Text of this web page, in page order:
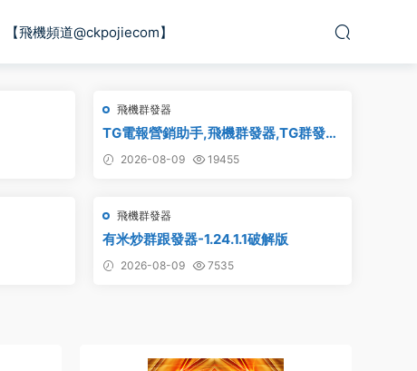
【飛機頻道@ckpojiecom】
飛機群發器
TG電報營銷助手,飛機群發器,TG群發
器,群發器破解版,群發軟件,群發工具,群
發協議,Telegram群發器,電報群發,協議
2026-08-09 19455
飛機群發器
有米炒群跟發器-1.24.1.1破解版
2026-08-09 7535